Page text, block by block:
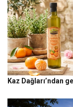
Kaz Dağları’ndan